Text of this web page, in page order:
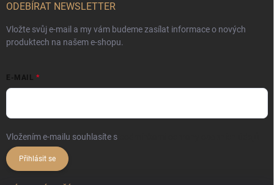
ODEBÍRAT NEWSLETTER
Vložte svůj e-mail a my vám budeme zasílat informace o nových
produktech na našem e-shopu.
E-MAIL
Vložením e-mailu souhlasíte s
Přihlásit se